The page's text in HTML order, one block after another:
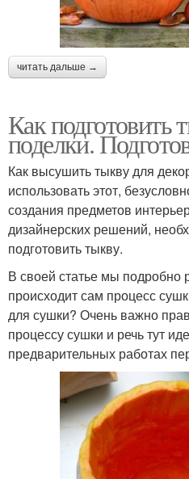
читать дальше →
Как подготовить
поделки.
Как высушить тыкву для
использовать этот,
создания предметов
дизайнерских решений,
подготовить тыкву.
В своей статье мы подробно
происходит сам процесс
для сушки? Очень важно
процессу сушки и речь тут
предварительных работах